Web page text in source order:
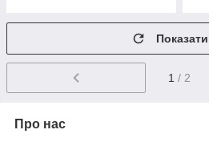
1 / 2
Про нас